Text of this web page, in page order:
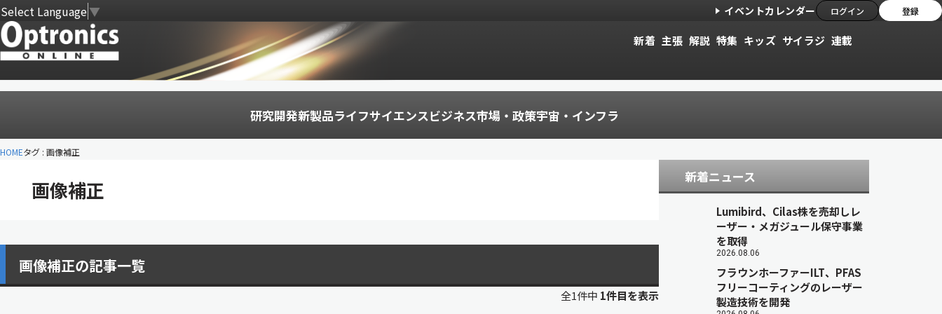
Select Language▼ イベントカレンダー ログイン 登録
新着 主張 解説 特集 キッズ サイラジ 連載
研究開発新製品ライフサイエンスビジネス市場・政策宇宙・インフラ
HOMEタグ : 画像補正
画像補正
画像補正の記事一覧
全1件中 1件目を表示
新着ニュース
Lumibird、Cilas株を売却しレ
ーザー・メガジュール保守事業
を取得
2026.08.06
フラウンホーファーILT、PFAS
フリーコーティングのレーザー
製造技術を開発